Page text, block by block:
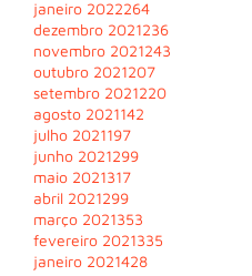
janeiro 2022264
dezembro 2021236
novembro 2021243
outubro 2021207
setembro 2021220
agosto 2021142
julho 2021197
junho 2021299
maio 2021317
abril 2021299
março 2021353
fevereiro 2021335
janeiro 2021428